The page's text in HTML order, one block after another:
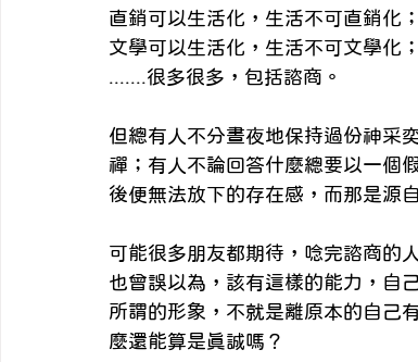
直銷可以生活化，生活不可直銷化；
文學可以生活化，生活不可文學化；
.......很多很多，包括諮商。
但總有人不分晝夜地保持過份神采
禪；有人不論回答什麼總要以一個
後便無法放下的存在感，而那是源
可能很多朋友都期待，唸完諮商的
也曾誤以為，該有這樣的能力，自
所謂的形象，不就是離原本的自己
麼還能算是真誠嗎？